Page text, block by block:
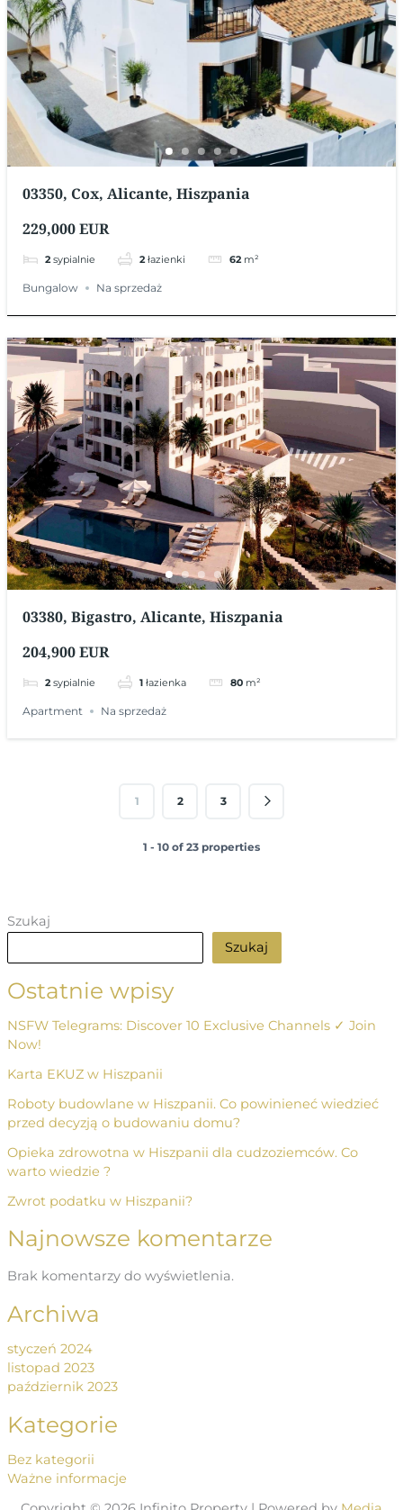
03350, Cox, Alicante, Hiszpania
229,000 EUR
2 sypialnie 2 łazienki 62 m²
Bungalow Na sprzedaż
03380, Bigastro, Alicante, Hiszpania
204,900 EUR
2 sypialnie 1 łazienka 80 m²
Apartment Na sprzedaż
1 2 3
1 - 10 of 23 properties
Szukaj
Szukaj
Ostatnie wpisy
NSFW Telegrams: Discover 10 Exclusive Channels ✓ Join
Now!
Karta EKUZ w Hiszpanii
Roboty budowlane w Hiszpanii. Co powinieneć wiedzieć
przed decyzją o budowaniu domu?
Opieka zdrowotna w Hiszpanii dla cudzoziemców. Co
warto wiedzie ?
Zwrot podatku w Hiszpanii?
Najnowsze komentarze
Brak komentarzy do wyświetlenia.
Archiwa
styczeń 2024
listopad 2023
październik 2023
Kategorie
Bez kategorii
Ważne informacje